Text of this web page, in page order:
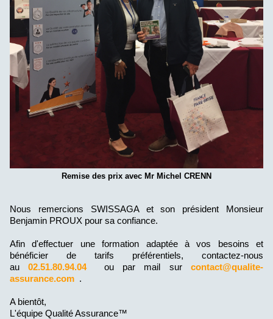
Remise des prix avec Mr Michel CRENN
Nous remercions SWISSAGA et son président Monsieur
Benjamin PROUX pour sa confiance.
Afin d'effectuer une formation adaptée à vos besoins et
bénéficier de tarifs préférentiels, contactez-nous
au02.51.80.94.04ou par mail surcontact@qualite-
assurance.com .
A bientôt,
L'équipe Qualité Assurance™